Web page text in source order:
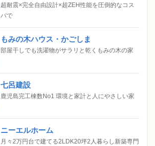
超耐震×完全自由設計×超ZEH性能を圧倒的なコス
パで
もみの木ハウス・かごしま
部屋干しでも洗濯物がサラリと乾くもみの木の家
七呂建設
鹿児島完工棟数No1 環境と家計と人にやさしい家
ニーエルホーム
月々2万円台で建てる2LDK20坪2人暮らし新築専門